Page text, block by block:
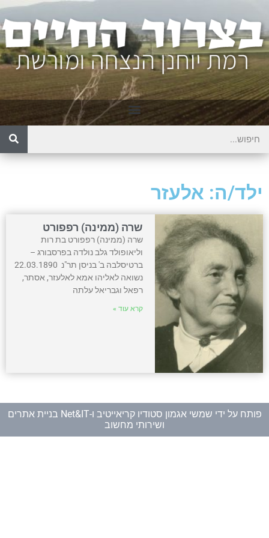
ילד/ה: אלעזר
שרה (ממינה) רפפורט
שרה (ממינה) רפפורט בת רות
וליאופולד גלב נולדה בפרסבורג –
ברטיסלבה ב' בניסן תר"נ 22.03.1890
נשואה לאליהו אמא לאלעזר, אסתר,
רפאל וגבריאל עלתה
קרא עוד »
פותח על ידי שמשי אגמון סטודיו קריאייטיב ו-
Net&IT בניית אתרים
ושירותי מחשוב